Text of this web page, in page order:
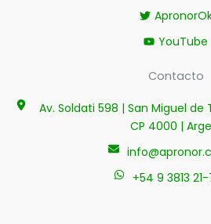
YouTube
Contacto
Av. Soldati 598 | San Miguel
CP 4000 |
+54 9 3813